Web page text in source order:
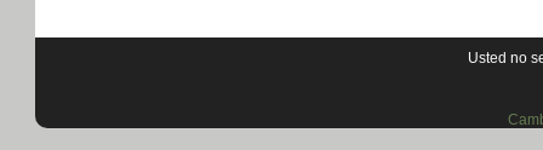
Usted no